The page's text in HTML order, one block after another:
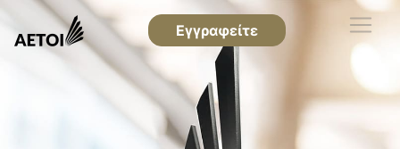
Εγγραφείτε